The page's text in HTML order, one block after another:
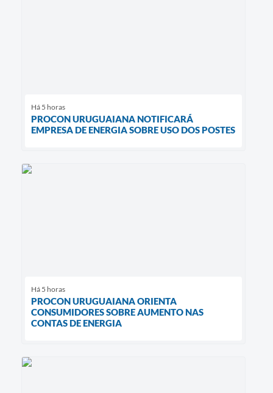
Há 5 horas
PROCON URUGUAIANA NOTIFICARÁ
EMPRESA DE ENERGIA SOBRE USO DOS POSTES
Há 5 horas
PROCON URUGUAIANA ORIENTA
CONSUMIDORES SOBRE AUMENTO NAS
CONTAS DE ENERGIA